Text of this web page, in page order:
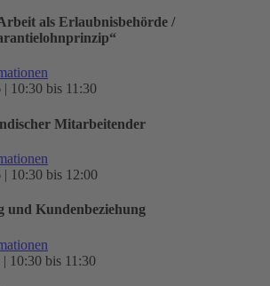
als Erlaubnisbehörde /
10:30 bis 11:30
Mitarbeitender
10:30 bis 12:00
und Kundenbeziehung
10:30 bis 11:30